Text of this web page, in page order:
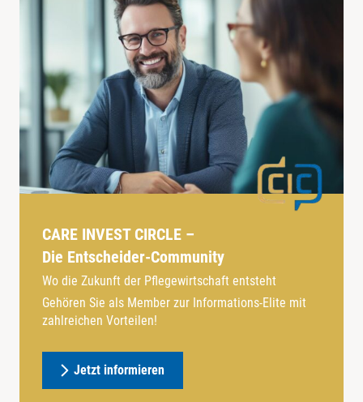
CARE INVEST CIRCLE –
Die Entscheider-Community
Wo die Zukunft der Pflegewirtschaft entsteht
Gehören Sie als Member zur Informations-Elite mit
zahlreichen Vorteilen!
Jetzt informieren